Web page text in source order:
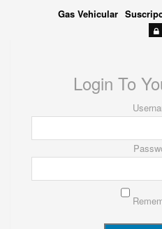
Gas Vehicular
Login To